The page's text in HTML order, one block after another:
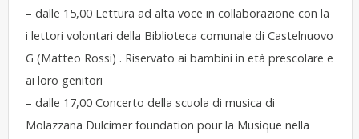
– dalle 15,00 Lettura ad alta voce in collaborazione con la
i lettori volontari della Biblioteca comunale di Castelnuovo
G (Matteo Rossi) . Riservato ai bambini in età prescolare e
ai loro genitori
– dalle 17,00 Concerto della scuola di musica di
Molazzana Dulcimer foundation pour la Musique nella